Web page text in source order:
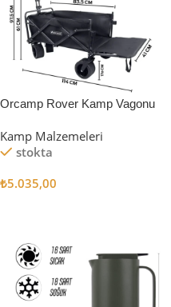
Orcamp Rover Kamp Vagonu
Kamp Malzemeleri
stokta
₺5.035,00